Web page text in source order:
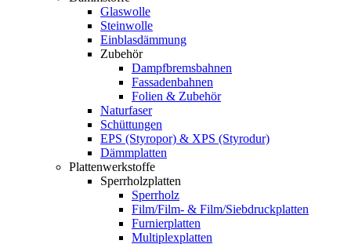
Glaswolle
Steinwolle
Einblasdämmung
Zubehör
Dampfbremsbahnen
Fassadenbahnen
Folien & Zubehör
Naturfaser
Schüttungen
EPS (Styropor) & XPS (Styrodur)
Dämmplatten
Plattenwerkstoffe
Sperrholzplatten
Sperrholz
Film/Film- & Film/Siebdruckplatten
Furnierplatten
Multiplexplatten